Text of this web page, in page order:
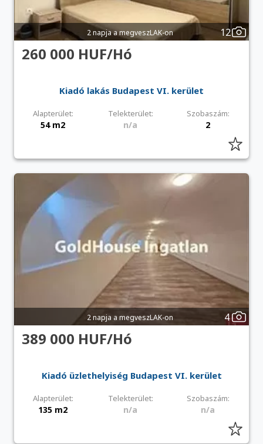
2 napja a megveszLAK-on 12
260 000 HUF/Hó
Kiadó lakás Budapest VI. kerület
Alapterület: Telekterület: Szobaszám:
54 m2 n/a 2
2 napja a megveszLAK-on 4
389 000 HUF/Hó
Kiadó üzlethelyiség Budapest VI. kerület
Alapterület: Telekterület: Szobaszám:
135 m2 n/a n/a